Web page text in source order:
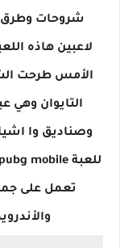
شروحات وطرق
لاعبين هاذه
الأمس طرحت
التايوان وهي
وصناديق وا
تعمل على